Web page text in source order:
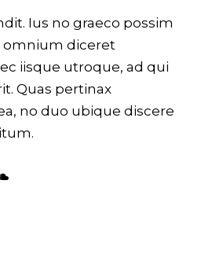
Ius no graeco possim
omnium diceret
iisque utroque, ad qui
Quas pertinax
no duo ubique discere